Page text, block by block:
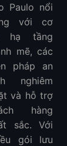
Paulo nổi
với cơ
hạ tầng
mẽ, các
pháp an
nghiêm
và hỗ trợ
hàng
sắc. Với
gói lưu